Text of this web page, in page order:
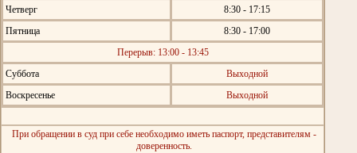
Четверг
8:30 - 17:15
Пятница
8:30 - 17:00
Перерыв: 13:00 - 13:45
Суббота
Выходной
Воскресенье
Выходной
При обращении в суд при себе необходимо иметь паспорт, представителям -
доверенность.